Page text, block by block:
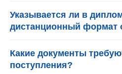
Указывается ли в
дистанционный формат
Какие документы
поступления?